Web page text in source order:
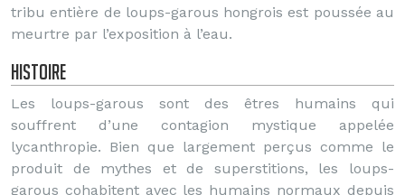
tribu entière de loups-garous hongrois est poussée au
meurtre par l’exposition à l’eau.
Histoire
Les loups-garous sont des êtres humains qui
souffrent d’une contagion mystique appelée
lycanthropie. Bien que largement perçus comme le
produit de mythes et de superstitions, les loups-
garous cohabitent avec les humains normaux depuis